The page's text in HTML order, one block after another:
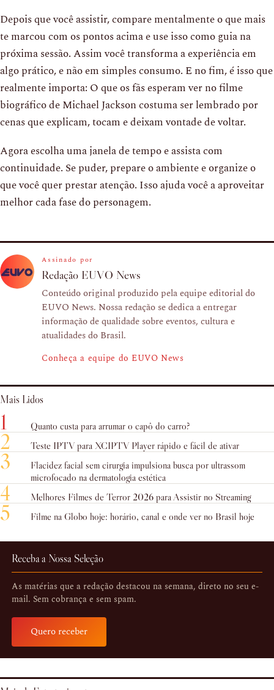
Depois que você assistir, compare mentalmente o que mais
te marcou com os pontos acima e use isso como guia na
próxima sessão. Assim você transforma a experiência em
algo prático, e não em simples consumo. E no fim, é isso que
realmente importa: O que os fãs esperam ver no filme
biográfico de Michael Jackson costuma ser lembrado por
cenas que explicam, tocam e deixam vontade de voltar.
Agora escolha uma janela de tempo e assista com
continuidade. Se puder, prepare o ambiente e organize o
que você quer prestar atenção. Isso ajuda você a aproveitar
melhor cada fase do personagem.
Assinado por
Redação EUVO News
Conteúdo original produzido pela equipe editorial do
EUVO News. Nossa redação se dedica a entregar
informação de qualidade sobre eventos, cultura e
atualidades do Brasil.
Conheça a equipe do EUVO News
Mais Lidos
1 Quanto custa para arrumar o capô do carro?
2 Teste IPTV para XCIPTV Player rápido e fácil de ativar
3
Flacidez facial sem cirurgia impulsiona busca por ultrassom
microfocado na dermatologia estética
4 Melhores Filmes de Terror 2026 para Assistir no Streaming
5 Filme na Globo hoje: horário, canal e onde ver no Brasil hoje
Receba a Nossa Seleção
As matérias que a redação destacou na semana, direto no seu e-
mail. Sem cobrança e sem spam.
Quero receber